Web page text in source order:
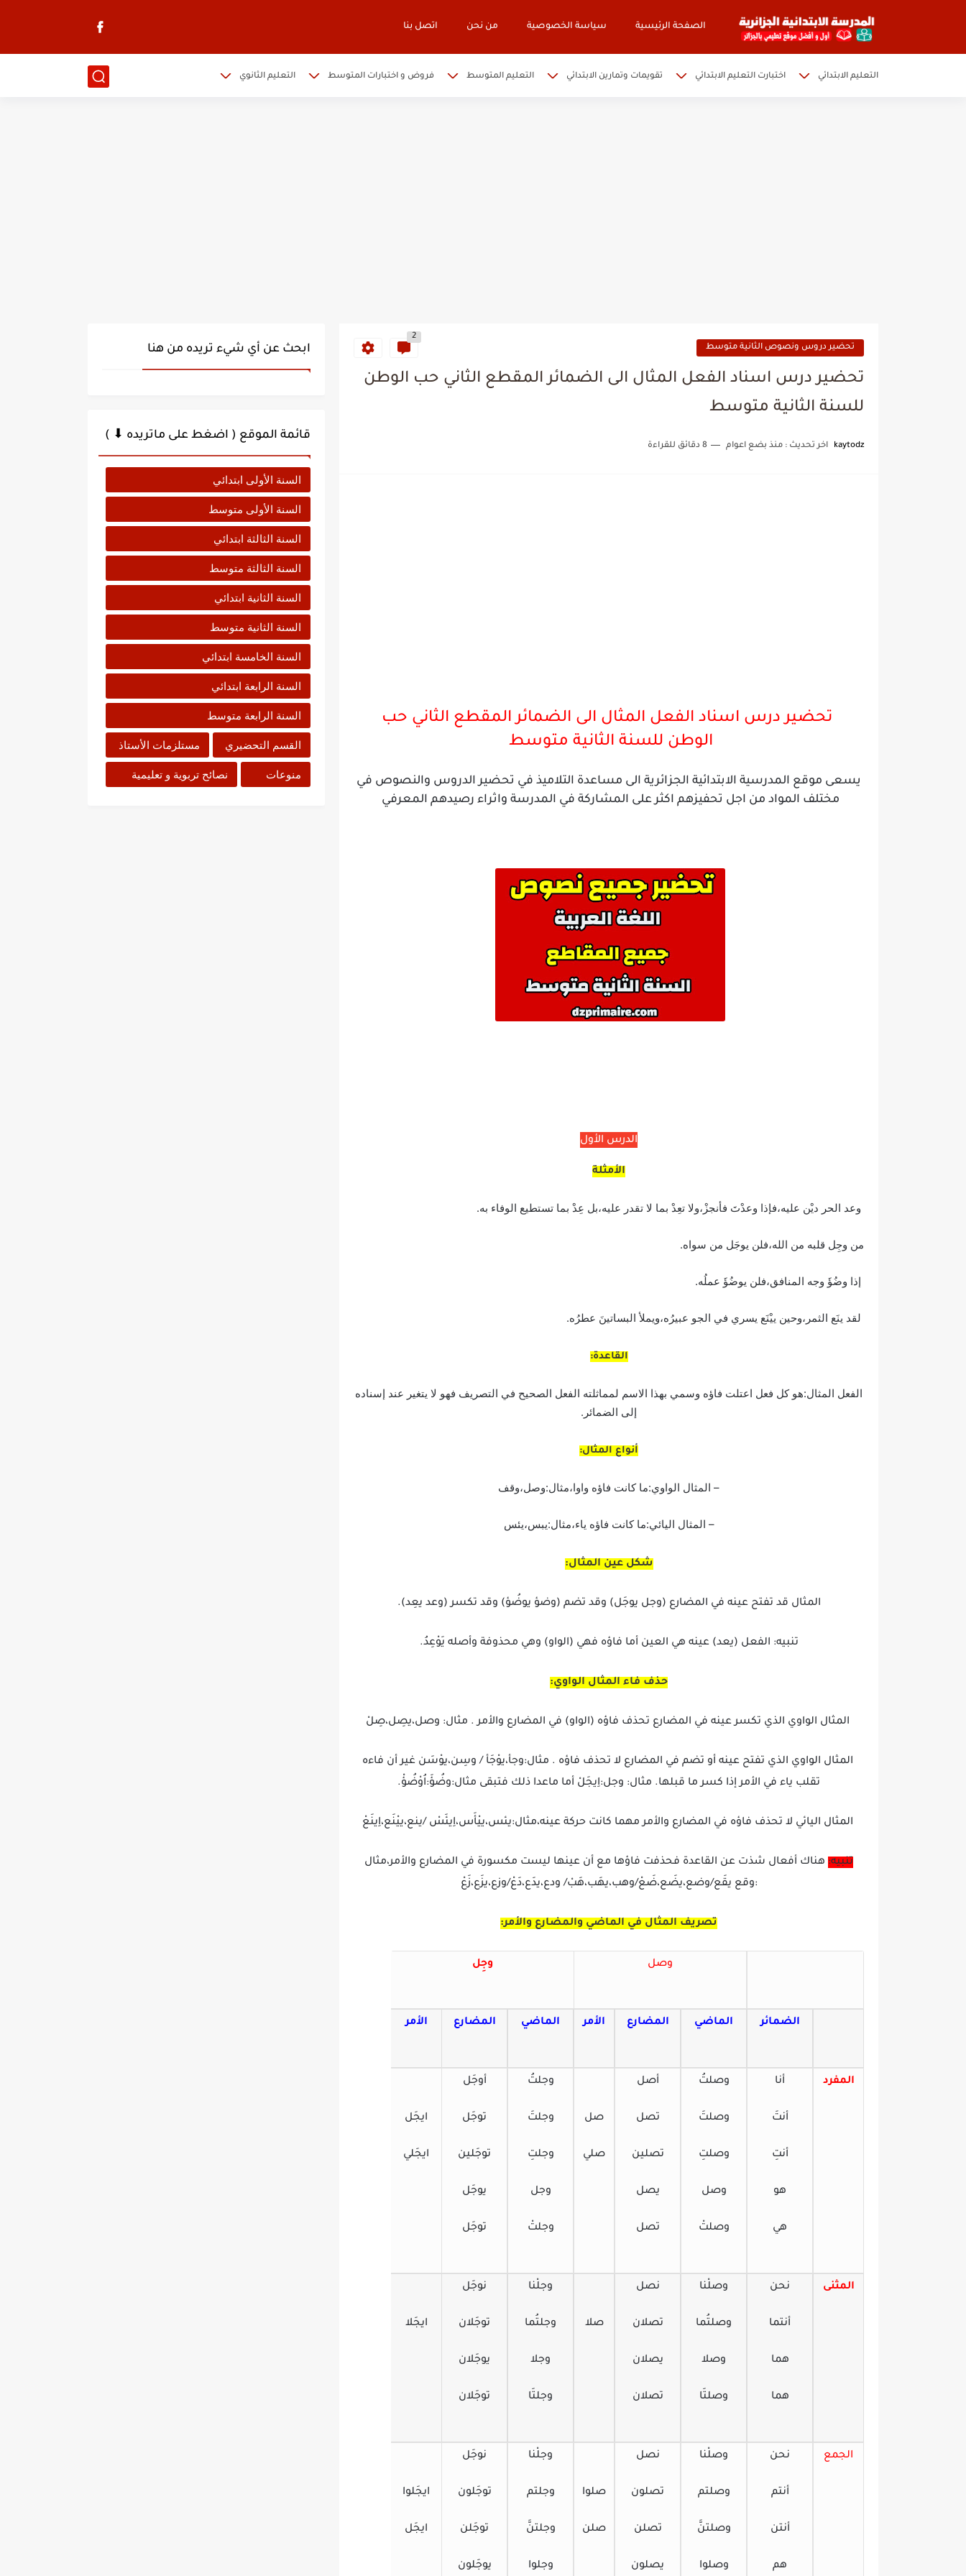
الصفحة الرئيسية سياسة الخصوصية من نحن اتصل بنا
التعليم الابتدائي اختبارت التعليم الابتدائي تقويمات وتمارين الابتدائي التعليم المتوسط فروض و اختبارات المتوسط التعليم الثانوي
تحضير دروس ونصوص الثانية متوسط
2
تحضير درس اسناد الفعل المثال الى الضمائر المقطع الثاني حب الوطن
للسنة الثانية متوسط
kaytodz اخر تحديث : منذ بضع اعوام 8 دقائق للقراءة
تحضير درس اسناد الفعل المثال الى الضمائر المقطع الثاني حب
الوطن للسنة الثانية متوسط
يسعى موقع المدرسية الابتدائية الجزائرية الى مساعدة التلاميذ في تحضير الدروس والنصوص في
مختلف المواد من اجل تحفيزهم اكثر على المشاركة في المدرسة واثراء رصيدهم المعرفي
الدرس الأول
الأمثلة
وعد الحر ديْن عليه،فإذا وعدْتَ فأنجزْ،ولا تعِدْ بما لا تقدر عليه،بل عِدْ بما تستطيع الوفاء به.
من وجِل قلبه من الله،فلن يوجَل من سواه.
إذا وضُؤَ وجه المنافق،فلن يوضُؤَ عملُه.
لقد ينَع الثمر،وحين ييْنَع يسري في الجو عبيرُه،ويملأ البساتينَ عطرُه.
القاعدة:
الفعل المثال:هو كل فعل اعتلت فاؤه وسمي بهذا الاسم لمماثلته الفعل الصحيح في التصريف فهو لا يتغير عند إسناده
إلى الضمائر.
أنواع المثال:
– المثال الواوي:ما كانت فاؤه واوا،مثال:وصل،وقف
– المثال اليائي:ما كانت فاؤه ياء،مثال:يبس،يئس
شكل عين المثال:
المثال قد تفتح عينه في المضارع (وجل يوجَل) وقد تضم (وضؤ يوضُؤ) وقد تكسر (وعد يعِد).
تنبيه: الفعل (يعد) عينه هي العين أما فاؤه فهي (الواو) وهي محذوفة وأصله يَوْعِدُ.
حذف فاء المثال الواوي:
المثال الواوي الذي تكسر عينه في المضارع تحذف فاؤه (الواو) في المضارع والأمر . مثال: وصل،يصِل،صِلْ
المثال الواوي الذي تفتح عينه أو تضم في المضارع لا تحذف فاؤه . مثال:وجأ،يوْجَأ / وسِن،يوْسَن غير أن فاءه
تقلب ياء في الأمر إذا كسر ما قبلها. مثال: وجل:اِيجَلْ أما ماعدا ذلك فتبقى مثال:وضُؤَ:اُوْضُؤْ.
المثال اليائي لا تحذف فاؤه في المضارع والأمر مهما كانت حركة عينه،مثال:يئس،ييْأَس،اِيئَسْ /ينع،ييْنَع،اِينَعْ
تنبيه: هناك أفعال شذت عن القاعدة فحذفت فاؤها مع أن عينها ليست مكسورة في المضارع والأمر،مثال
:وقع يقَع/وضع،يضَع،ضَعْ/وهب،يهَب،هَبْ/ ودع،يدَع،دَعْ/وزع،يزَع،زَعْ
تصريف المثال في الماضي والمضارع والأمر:
وصل وجِل
الضمائر الماضي المضارع الأمر الماضي المضارع الأمر
المفرد أنا
أنتَ
أنتِ
هو
هي
وصلتُ
وصلتَ
وصلتِ
وصل
وصلتْ
أصل
تصل
تصلين
يصل
تصل
صل
صلي
وجلتُ
وجلتَ
وجلتِ
وجل
وجلتْ
أوجَل
توجَل
توجَلين
يوجَل
توجَل
ايجَل
ايجَلي
المثنى نحن
أنتما
هما
هما
وصلْنا
وصلتُما
وصلا
وصلتَا
نصل
تصلان
يصلان
تصلان
صلا
وجلْنا
وجلتُما
وجلا
وجلتَا
نوجَل
توجَلان
يوجَلان
توجَلان
ايجَلا
الجمع نحن
أنتم
أنتن
هم
وصلْنا
وصلتم
وصلتنَّ
وصلوا
نصل
تصلون
تصلن
يصلون
صلوا
صلن
وجلْنا
وجلتم
وجلتنَّ
وجلوا
نوجَل
توجَلون
توجَلن
يوجَلون
ايجَلوا
ايجَل
ابحث عن أي شيء تريده من هنا
قائمة الموقع ( اضغط على ماتريده ⬇ )
السنة الأولى ابتدائي
السنة الأولى متوسط
السنة الثالثة ابتدائي
السنة الثالثة متوسط
السنة الثانية ابتدائي
السنة الثانية متوسط
السنة الخامسة ابتدائي
السنة الرابعة ابتدائي
السنة الرابعة متوسط
القسم التحضيري مستلزمات الأستاذ
منوعات نصائح تربوية و تعليمية